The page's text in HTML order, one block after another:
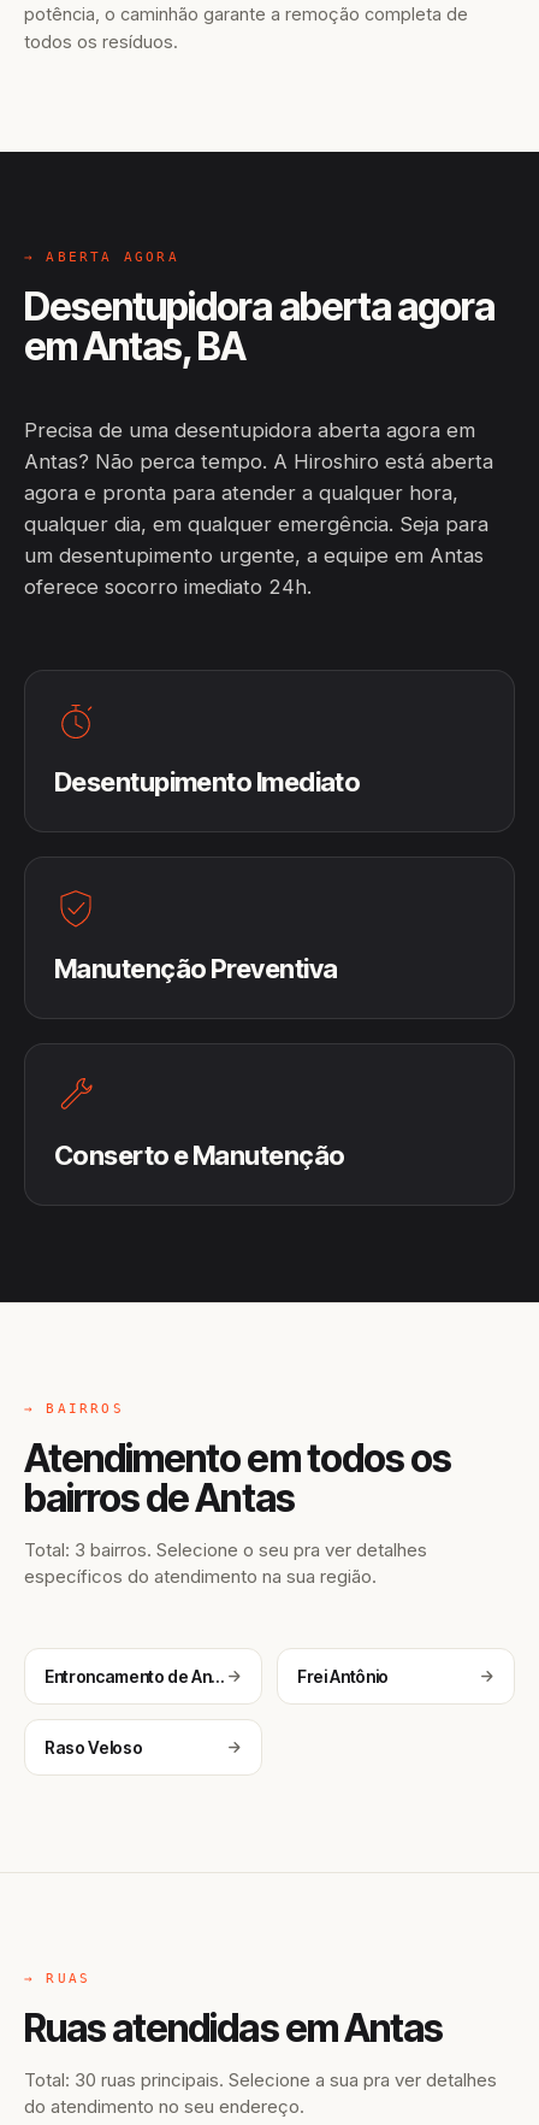
potência, o caminhão garante a remoção completa de
todos os resíduos.
→ ABERTA AGORA
Desentupidora aberta agora
em Antas, BA
Precisa de uma desentupidora aberta agora em
Antas? Não perca tempo. A Hiroshiro está aberta
agora e pronta para atender a qualquer hora,
qualquer dia, em qualquer emergência. Seja para
um desentupimento urgente, a equipe em Antas
oferece socorro imediato 24h.
Desentupimento Imediato
Manutenção Preventiva
Conserto e Manutenção
→ BAIRROS
Atendimento em todos os
bairros de Antas
Total: 3 bairros. Selecione o seu pra ver detalhes
específicos do atendimento na sua região.
Entroncamento de Antas Frei Antônio
Raso Veloso
→ RUAS
Ruas atendidas em Antas
Total: 30 ruas principais. Selecione a sua pra ver detalhes
do atendimento no seu endereço.